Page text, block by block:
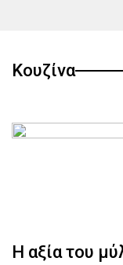
Κουζίνα
Η αξία του